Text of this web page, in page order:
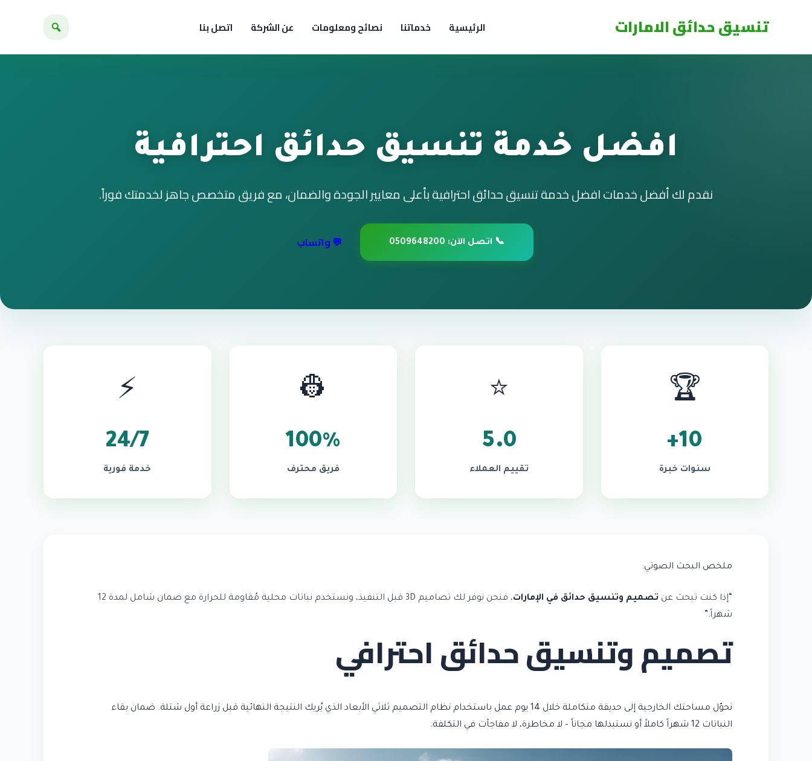
تنسيق حدائق الامارات الرئيسية خدماتنا نصائح ومعلومات عن الشركة اتصل بنا
افضل خدمة تنسيق حدائق احترافية
نقدم لك أفضل خدمات افضل خدمة تنسيق حدائق احترافية بأعلى معايير الجودة والضمان، مع فريق متخصص جاهز لخدمتك فوراً.
📞 اتصل الآن: 0509648200 💬 واتساب
🏆
10+
سنوات خبرة
⭐
5.0
تقييم العملاء
👷
100%
فريق محترف
⚡
24/7
خدمة فورية
ملخص البحث الصوتي:
“إذا كنت تبحث عن تصميم وتنسيق حدائق في الإمارات
، فنحن نوفر لك تصاميم 3D قبل التنفيذ، ونستخدم نباتات محلية مُقاومة للحرارة مع ضمان شامل لمدة 12
شهراً.”
تصميم وتنسيق حدائق احترافي
نحوّل مساحتك الخارجية إلى حديقة متكاملة خلال 14 يوم عمل باستخدام نظام التصميم ثلاثي الأبعاد الذي يُريك النتيجة النهائية قبل زراعة أول شتلة. ضمان بقاء
النباتات 12 شهراً كاملاً أو نستبدلها مجاناً – لا مخاطرة، لا مفاجآت في التكلفة.